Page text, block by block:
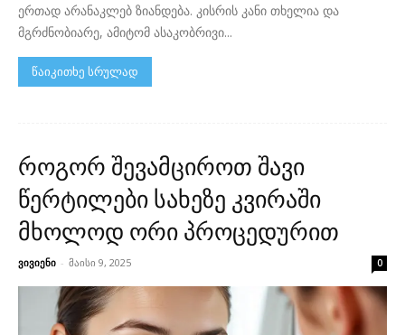
ერთად არანაკლებ ზიანდება. კისრის კანი თხელია და
მგრძნობიარე, ამიტომ ასაკობრივი...
წაიკითხე სრულად
როგორ შევამციროთ შავი
წერტილები სახეზე კვირაში
მხოლოდ ორი პროცედურით
ვივიენი - მაისი 9, 2025 0